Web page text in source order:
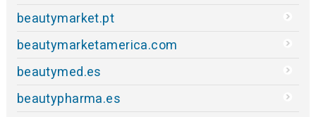
beautymarket.pt
beautymarketamerica.com
beautymed.es
beautypharma.es